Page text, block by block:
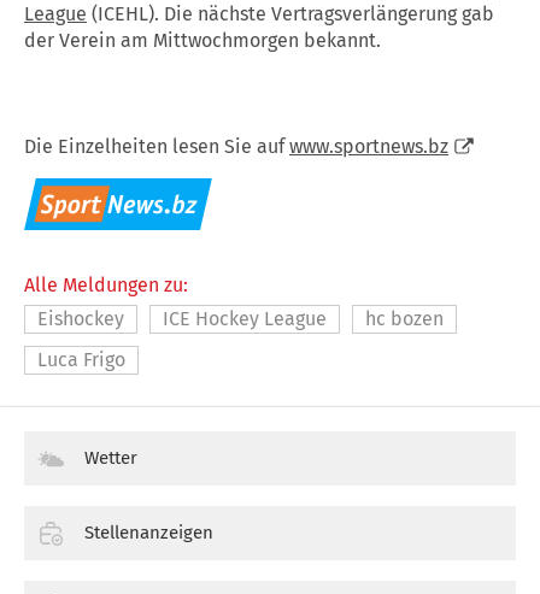
League (ICEHL). Die nächste Vertragsverlängerung gab
der Verein am Mittwochmorgen bekannt.
Die Einzelheiten lesen Sie aufwww.sportnews.bz
Alle Meldungen zu:
Eishockey
ICE Hockey League
hc bozen
Luca Frigo
Wetter
Stellenanzeigen